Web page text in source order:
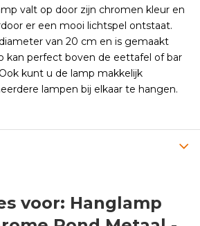
valt op door zijn chromen kleur en
er een mooi lichtspel ontstaat.
van 20 cm en is gemaakt
kan perfect boven de eettafel of bar
kunt u de lamp makkelijk
lampen bij elkaar te hangen.
voor: Hanglamp